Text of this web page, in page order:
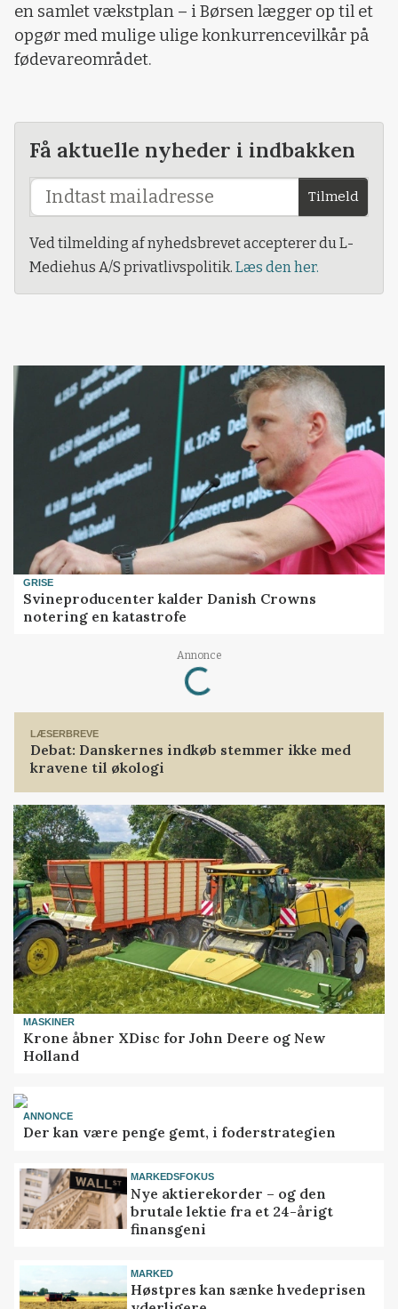
en samlet vækstplan – i Børsen lægger op til et
opgør med mulige ulige konkurrencevilkår på
fødevareområdet.
Få aktuelle nyheder i indbakken
Tilmeld
Ved tilmelding af nyhedsbrevet accepterer du L-
Mediehus A/S privatlivspolitik. Læs den her.
GRISE
Svineproducenter kalder Danish Crowns
notering en katastrofe
Annonce
Loading...
LÆSERBREVE
Debat: Danskernes indkøb stemmer ikke med
kravene til økologi
MASKINER
Krone åbner XDisc for John Deere og New
Holland
ANNONCE
Der kan være penge gemt, i foderstrategien
MARKEDSFOKUS
Nye aktierekorder – og den
brutale lektie fra et 24-årigt
finansgeni
MARKED
Høstpres kan sænke hvedeprisen